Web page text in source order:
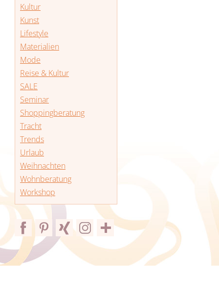
Kultur
Kunst
Lifestyle
Materialien
Mode
Reise & Kultur
SALE
Seminar
Shoppingberatung
Tracht
Trends
Urlaub
Weihnachten
Wohnberatung
Workshop